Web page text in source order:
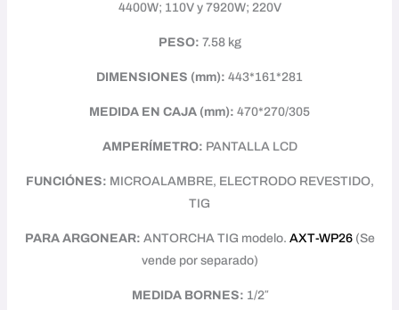
4400W; 110V y 7920W; 220V
PESO: 7.58 kg
DIMENSIONES (mm): 443*161*281
MEDIDA EN CAJA (mm): 470*270/305
AMPERÍMETRO: PANTALLA LCD
FUNCIÓNES: MICROALAMBRE, ELECTRODO REVESTIDO,
TIG
PARA ARGONEAR: ANTORCHA TIG modelo. AXT-WP26 (Se
vende por separado)
MEDIDA BORNES: 1/2″